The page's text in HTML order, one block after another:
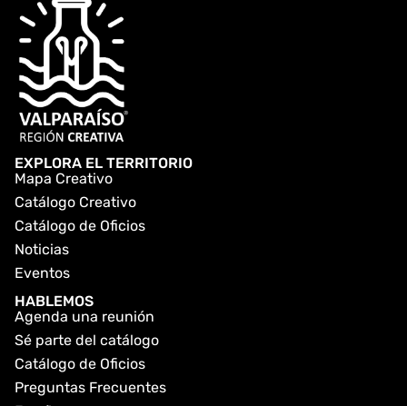
EXPLORA EL TERRITORIO
Mapa Creativo
Catálogo Creativo
Catálogo de Oficios
Noticias
Eventos
HABLEMOS
Agenda una reunión
Sé parte del catálogo
Catálogo de Oficios
Preguntas Frecuentes